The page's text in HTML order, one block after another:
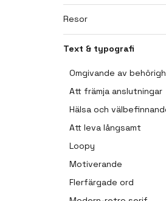
Resor
Text & typografi
Omgivande av
Att främja anslutningar
Hälsa och
Att leva långsamt
Loopy
Motiverande
Flerfärgade ord